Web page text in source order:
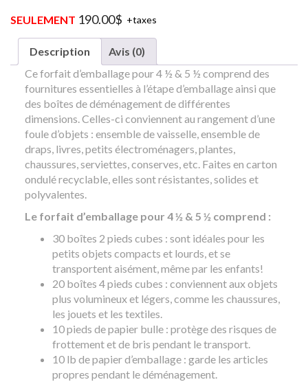
190.00$
Description
Avis (0)
Ce forfait d’emballage pour 4 ½ & 5 ½ comprend des
fournitures essentielles à l’étape d’emballage ainsi que
des boîtes de déménagement de différentes
dimensions. Celles-ci conviennent au rangement d’une
foule d’objets : ensemble de vaisselle, ensemble de
draps, livres, petits électroménagers, plantes,
chaussures, serviettes, conserves, etc. Faites en carton
ondulé recyclable, elles sont résistantes, solides et
polyvalentes.
Le forfait d’emballage pour 4 ½ & 5 ½ comprend :
30 boîtes 2 pieds cubes : sont idéales pour les
petits objets compacts et lourds, et se
transportent aisément, même par les enfants!
20 boîtes 4 pieds cubes : conviennent aux objets
plus volumineux et légers, comme les chaussures,
les jouets et les textiles.
10 pieds de papier bulle : protège des risques de
frottement et de bris pendant le transport.
10 lb de papier d’emballage : garde les articles
propres pendant le déménagement.